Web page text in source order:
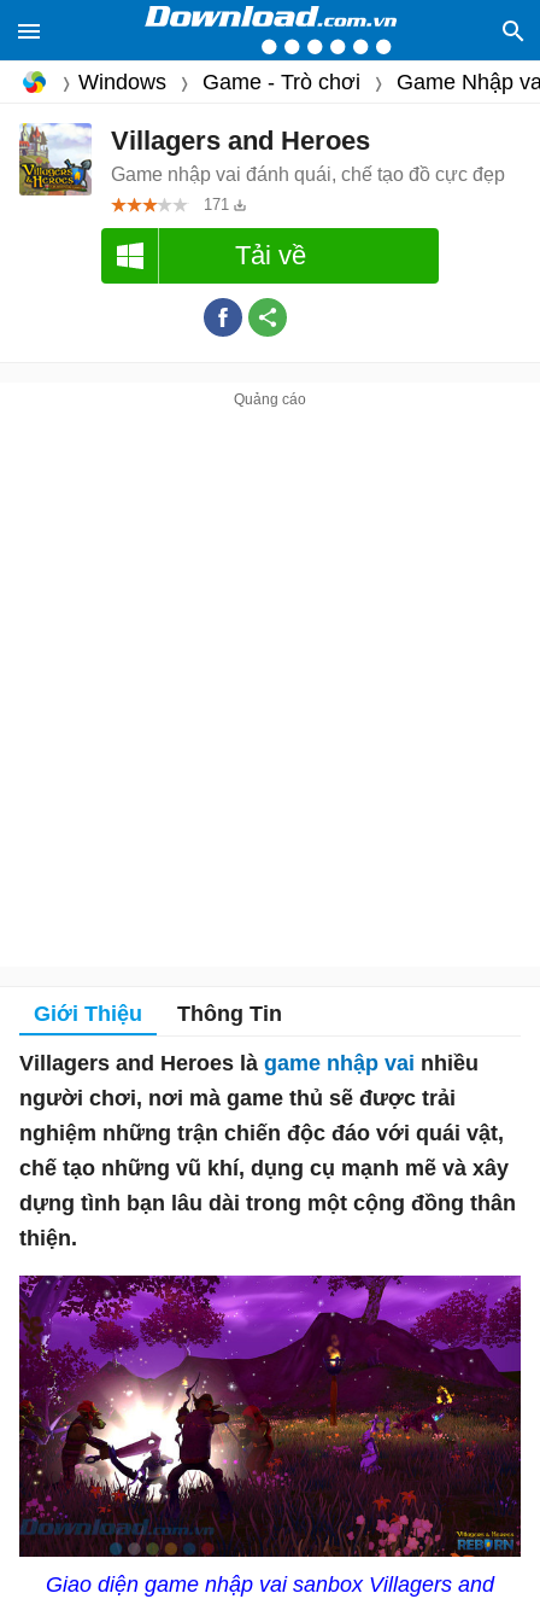
Windows Game - Trò chơi Game Nhập
Villagers and Heroes
Game nhập vai đánh quái, chế tạo đồ cực đẹp
171
Tải về
Giới Thiệu Thông Tin
Villagers and Heroes là game nhập vai nhiều
người chơi, nơi mà game thủ sẽ được trải
nghiệm những trận chiến độc đáo với quái vật,
chế tạo những vũ khí, dụng cụ mạnh mẽ và xây
dựng tình bạn lâu dài trong một cộng đồng thân
thiện.
Giao diện game nhập vai sanbox Villagers and